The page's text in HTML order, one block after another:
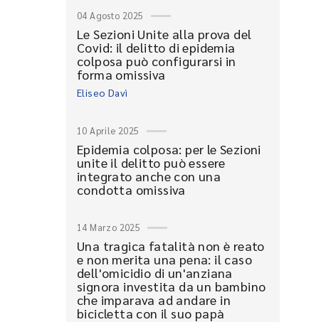
04 Agosto 2025
Le Sezioni Unite alla prova del
Covid: il delitto di epidemia
colposa può configurarsi in
forma omissiva
Eliseo Davì
10 Aprile 2025
Epidemia colposa: per le Sezioni
unite il delitto può essere
integrato anche con una
condotta omissiva
14 Marzo 2025
Una tragica fatalità non è reato
e non merita una pena: il caso
dell'omicidio di un'anziana
signora investita da un bambino
che imparava ad andare in
bicicletta con il suo papà